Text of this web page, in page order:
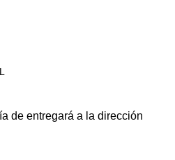
de entregará a la dirección